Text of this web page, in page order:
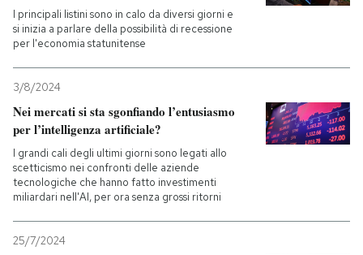
I principali listini sono in calo da diversi giorni e
si inizia a parlare della possibilità di recessione
per l'economia statunitense
3/8/2024
Nei mercati si sta sgonfiando l’entusiasmo
per l’intelligenza artificiale?
I grandi cali degli ultimi giorni sono legati allo
scetticismo nei confronti delle aziende
tecnologiche che hanno fatto investimenti
miliardari nell'AI, per ora senza grossi ritorni
25/7/2024